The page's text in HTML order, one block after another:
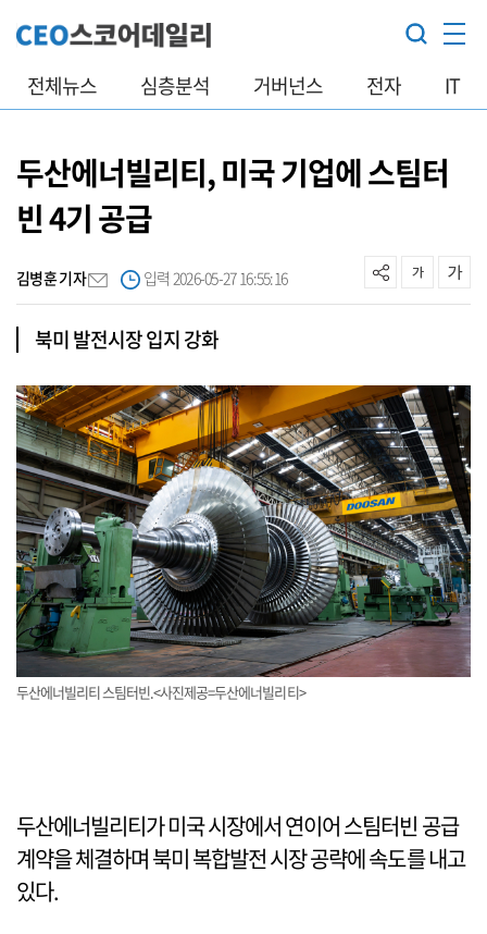
전체뉴스 심층분석 거버넌스 전자 IT
두산에너빌리티, 미국 기업에 스팀터
빈 4기 공급
김병훈 기자 입력 2026-05-27 16:55:16
북미 발전시장 입지 강화
두산에너빌리티 스팀터빈.<사진제공=두산에너빌리티>
두산에너빌리티가 미국 시장에서 연이어 스팀터빈 공급
계약을 체결하며 북미 복합발전 시장 공략에 속도를 내고
있다.